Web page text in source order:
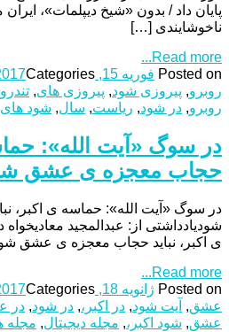
پایان داد / بدون «شیخ دیپلمات»،
ناخوشایندی […]
Read more...
Posted on فوریه 15, 2017 Categories
روبرو, پیروزی شود, پیروزی های,
روبرو, در شود, ریاست, سال, شود های
در سوگ «آیت الله»:
حجاب معجزه ی عشق
در سوگ «آیت الله»: حماسه ی اکبر،
شودیادداشتی از: عبدالمجید
ی اکبر، نباید حجاب معجزه ی عشق
Read more...
Posted on ژانویه 18, 2017 Categories
عشق, آیت شود, در اکبر،, در شود, در
عشق, شود اکبر،, مجله دیجیتال, مجله